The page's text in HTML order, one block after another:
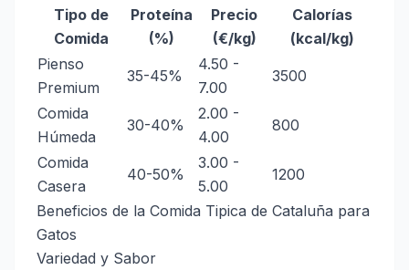
Tipo de
Comida
Proteína
(%)
Precio
(€/kg)
Calorías
(kcal/kg)
Pienso
Premium
35-45%
4.50 -
7.00
3500
Comida
Húmeda
30-40%
2.00 -
4.00
800
Comida
Casera
40-50%
3.00 -
5.00
1200
Beneficios de la Comida Tipica de Cataluña para
Gatos
Variedad y Sabor